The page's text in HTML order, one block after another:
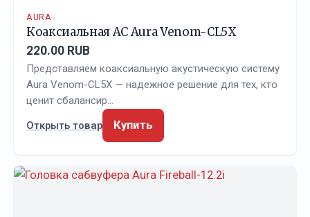
AURA
Коаксиальная АС Aura Venom-CL5X
220.00 RUB
Представляем коаксиальную акустическую систему
Aura Venom-CL5X — надежное решение для тех, кто
ценит сбалансир…
Открыть товар
Купить